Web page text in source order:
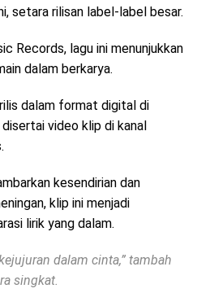
setara rilisan label-label besar.
Records, lagu ini menunjukkan
dalam berkarya.
dalam format digital di
video klip di kanal
kesendirian dan
klip ini menjadi
lirik yang dalam.
dalam cinta,” tambah
singkat.